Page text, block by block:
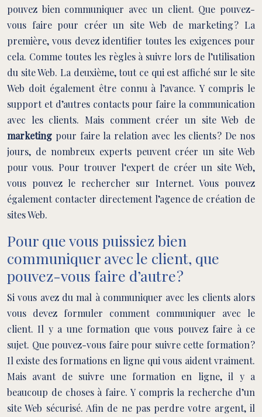
pouvez bien communiquer avec un client. Que pouvez-
vous faire pour créer un site Web de marketing ? La
première, vous devez identifier toutes les exigences pour
cela. Comme toutes les règles à suivre lors de l’utilisation
du site Web. La deuxième, tout ce qui est affiché sur le site
Web doit également être connu à l’avance. Y compris le
support et d’autres contacts pour faire la communication
avec les clients. Mais comment créer un site Web de
marketing pour faire la relation avec les clients ? De nos
jours, de nombreux experts peuvent créer un site Web
pour vous. Pour trouver l‘expert de créer un site Web,
vous pouvez le rechercher sur Internet. Vous pouvez
également contacter directement l’agence de création de
sites Web.
Pour que vous puissiez bien
communiquer avec le client, que
pouvez-vous faire d’autre ?
Si vous avez du mal à communiquer avec les clients alors
vous devez formuler comment communiquer avec le
client. Il y a une formation que vous pouvez faire à ce
sujet. Que pouvez-vous faire pour suivre cette formation ?
Il existe des formations en ligne qui vous aident vraiment.
Mais avant de suivre une formation en ligne, il y a
beaucoup de choses à faire. Y compris la recherche d’un
site Web sécurisé. Afin de ne pas perdre votre argent, il